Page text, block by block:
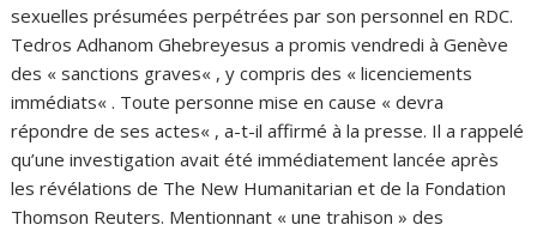
sexuelles présumées perpétrées par son personnel en RDC.
Tedros Adhanom Ghebreyesus a promis vendredi à Genève
des « sanctions graves« , y compris des « licenciements
immédiats« . Toute personne mise en cause « devra
répondre de ses actes« , a-t-il affirmé à la presse. Il a rappelé
qu’une investigation avait été immédiatement lancée après
les révélations de The New Humanitarian et de la Fondation
Thomson Reuters. Mentionnant « une trahison » des